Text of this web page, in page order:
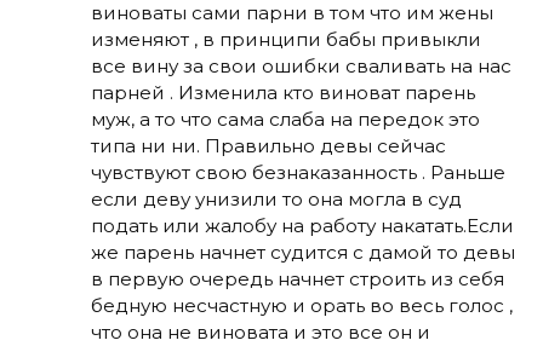
виноваты сами парни в том что им жены
изменяют , в принципи бабы привыкли
все вину за свои ошибки сваливать на нас
парней . Изменила кто виноват парень
муж, а то что сама слаба на передок это
типа ни ни. Правильно девы сейчас
чувствуют свою безнаказанность . Раньше
если деву унизили то она могла в суд
подать или жалобу на работу накатать.Если
же парень начнет судится с дамой то девы
в первую очередь начнет строить из себя
бедную несчастную и орать во весь голос ,
что она не виновата и это все он и